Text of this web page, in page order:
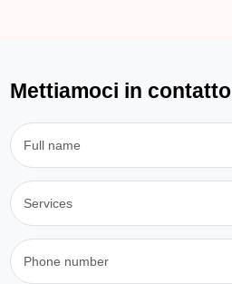
Mettiamoci in contatto